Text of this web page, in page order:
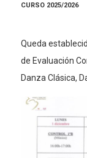
CURSO 2025/2026
Queda
de Evaluación
Danza Clásica,